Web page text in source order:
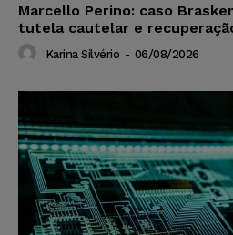
Marcello Perino: caso
tutela cautelar e
Karina Silvério - 06/08/2026